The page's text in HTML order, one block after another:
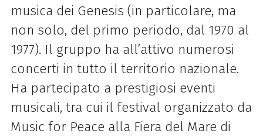
musica dei Genesis (in particolare, ma
non solo, del primo periodo, dal 1970 al
1977). Il gruppo ha all’attivo numerosi
concerti in tutto il territorio nazionale.
Ha partecipato a prestigiosi eventi
musicali, tra cui il festival organizzato da
Music for Peace alla Fiera del Mare di